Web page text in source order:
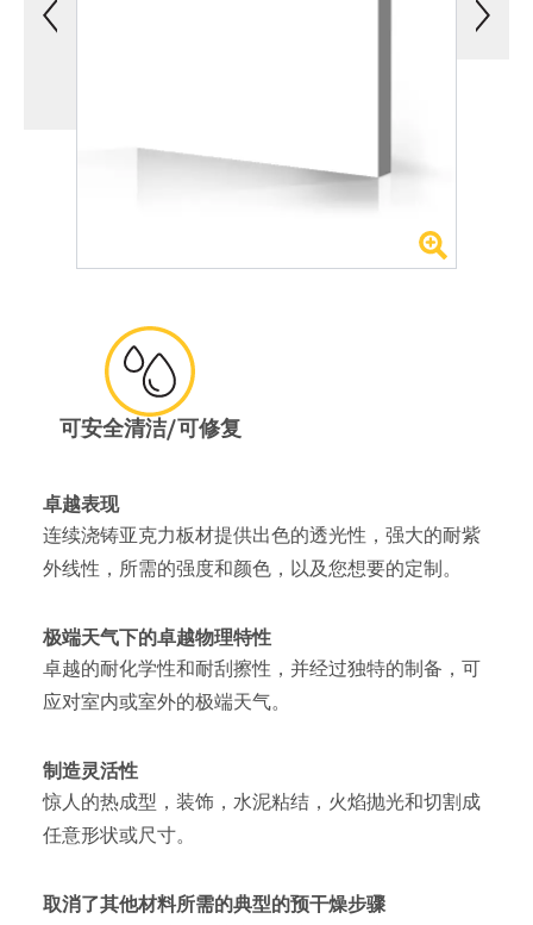
可安全清洁/可修复
卓越表现
连续浇铸亚克力板材提供出色的透光性，强大的耐紫
外线性，所需的强度和颜色，以及您想要的定制。
极端天气下的卓越物理特性
卓越的耐化学性和耐刮擦性，并经过独特的制备，可
应对室内或室外的极端天气。
制造灵活性
惊人的热成型，装饰，水泥粘结，火焰抛光和切割成
任意形状或尺寸。
取消了其他材料所需的典型的预干燥步骤